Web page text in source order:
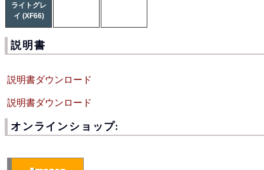
ライトグレ
イ (XF66)
説明書
説明書ダウンロード
説明書ダウンロード
オンラインショップ: